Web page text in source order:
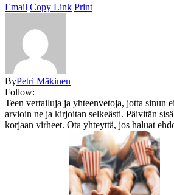
Email Copy Link Print
ByPetri Mäkinen
Follow:
Teen vertailuja ja yhteenvetoja, jotta sinun
arvioin ne ja kirjoitan selkeästi. Päivitän
korjaan virheet. Ota yhteyttä, jos haluat